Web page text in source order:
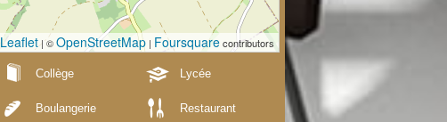
Leaflet| ©OpenStreetMap | Foursquarecontributors
Collège Lycée
Boulangerie Restaurant